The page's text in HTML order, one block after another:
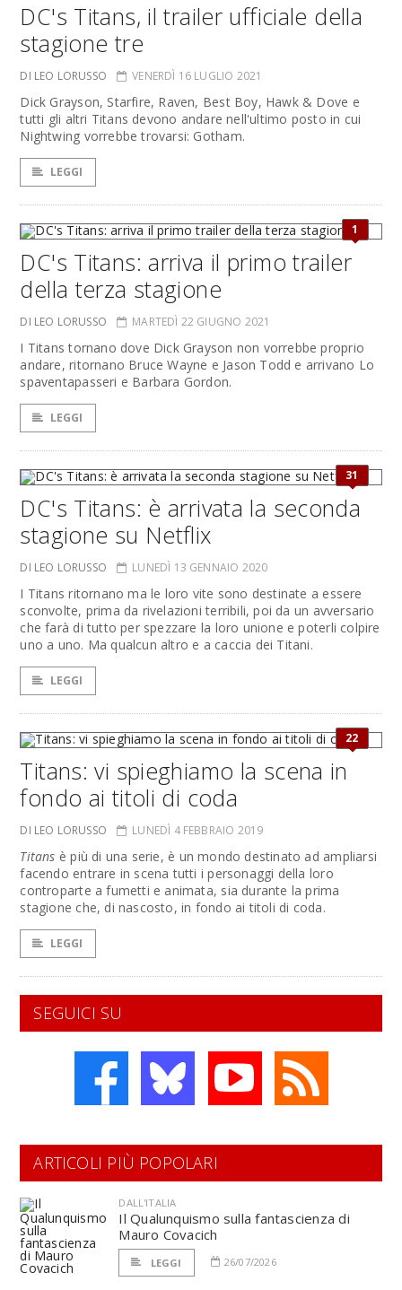
DC's Titans, il trailer ufficiale della
stagione tre
DI LEO LORUSSO VENERDÌ 16 LUGLIO 2021
Dick Grayson, Starfire, Raven, Best Boy, Hawk & Dove e
tutti gli altri Titans devono andare nell'ultimo posto in cui
Nightwing vorrebbe trovarsi: Gotham.
LEGGI
1
DC's Titans: arriva il primo trailer
della terza stagione
DI LEO LORUSSO MARTEDÌ 22 GIUGNO 2021
I Titans tornano dove Dick Grayson non vorrebbe proprio
andare, ritornano Bruce Wayne e Jason Todd e arrivano Lo
spaventapasseri e Barbara Gordon.
LEGGI
31
DC's Titans: è arrivata la seconda
stagione su Netflix
DI LEO LORUSSO LUNEDÌ 13 GENNAIO 2020
I Titans ritornano ma le loro vite sono destinate a essere
sconvolte, prima da rivelazioni terribili, poi da un avversario
che farà di tutto per spezzare la loro unione e poterli colpire
uno a uno. Ma qualcun altro e a caccia dei Titani.
LEGGI
22
Titans: vi spieghiamo la scena in
fondo ai titoli di coda
DI LEO LORUSSO LUNEDÌ 4 FEBBRAIO 2019
Titans è più di una serie, è un mondo destinato ad ampliarsi
facendo entrare in scena tutti i personaggi della loro
controparte a fumetti e animata, sia durante la prima
stagione che, di nascosto, in fondo ai titoli di coda.
LEGGI
SEGUICI SU
ARTICOLI PIÙ POPOLARI
DALL'ITALIA
Il Qualunquismo sulla fantascienza di
Mauro Covacich
LEGGI 26/07/2026